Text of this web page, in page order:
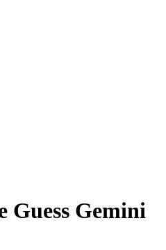
Guess Gemini